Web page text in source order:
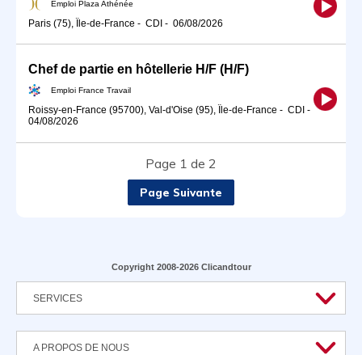
Emploi Plaza Athénée
Paris (75), Île-de-France - CDI - 06/08/2026
Chef de partie en hôtellerie H/F (H/F)
Emploi France Travail
Roissy-en-France (95700), Val-d'Oise (95), Île-de-France - CDI -
04/08/2026
Page 1 de 2
Page Suivante
Copyright 2008-2026 Clicandtour
SERVICES
A PROPOS DE NOUS